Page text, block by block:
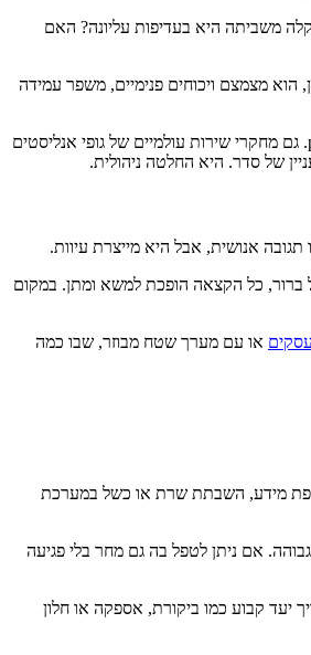
משביתה היא בעדיפות עליונה? האם
הוא מצמצם ויכוחים פנימיים, משפר עמידה
זה לא עניין תיאורטי. במסגרת ספריית ITIL, שנחשבת לאחד הסטנדרטים המקצועיים המוכרים בעולם לניהול שירותי IT, ההבחנה בין impact ל-urgency היא בסיס לקביעת priority. גם מחקרי שירות עולמיים של גופי אנליסטים
של סדר. היא החלטה ניהולית.
אנושית, אבל היא מייצרת עיוות.
ברור, כל הקצאה הופכת למשא ומתן. במקום
או עם מערך שטח מבוזר, שבו כמה
מידע, השבתת שרת או כשל במערכת
אם ניתן לטפל בה גם מחר בלי פגיעה
יעד קבוע כמו ביקורת, אספקה או חלון